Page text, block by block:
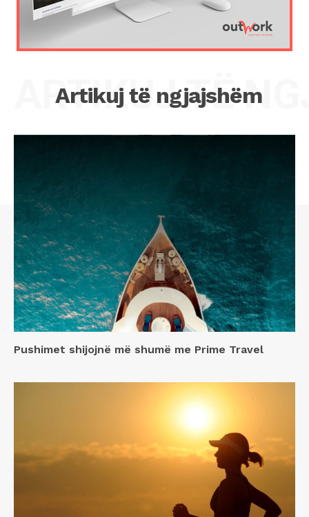
Artikuj të ngjajshëm
ARTIKUJ TË
Pushimet shijojnë më shumë me Prime Travel